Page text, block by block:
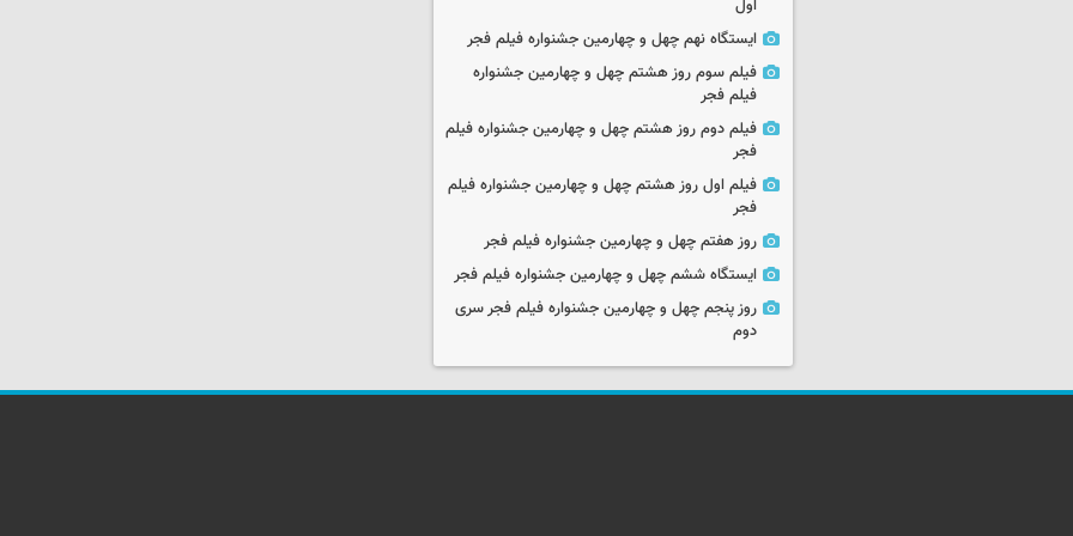
اول
ایستگاه نهم چهل و چهارمین جشنواره فیلم فجر
فیلم سوم روز هشتم چهل و چهارمین جشنواره
فیلم فجر
فیلم دوم روز هشتم چهل و چهارمین جشنواره فیلم
فجر
فیلم اول روز هشتم چهل و چهارمین جشنواره فیلم
فجر
روز هفتم چهل و چهارمین جشنواره فیلم فجر
ایستگاه ششم چهل و چهارمین جشنواره فیلم فجر
روز پنجم چهل و چهارمین جشنواره فیلم فجر سری
دوم